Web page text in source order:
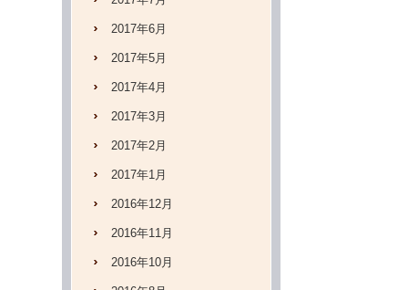
2017年6月
2017年5月
2017年4月
2017年3月
2017年2月
2017年1月
2016年12月
2016年11月
2016年10月